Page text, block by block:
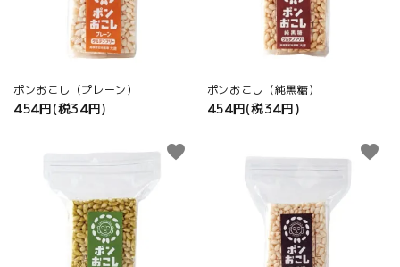
ポンおこし（プレーン）
454円(税34円)
ポンおこし（純黒糖）
454円(税34円)
favorite favorite
カテゴリー